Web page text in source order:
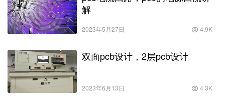
解
2023年5月27日 4.9K
双面pcb设计，2层pcb设计
2023年6月13日 4.3K